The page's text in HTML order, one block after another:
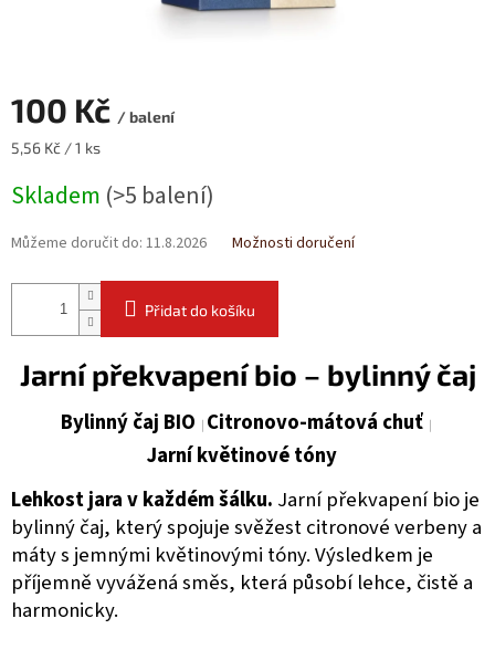
100 Kč / balení
Měrná
5,56 Kč / 1 ks
Skladem (>5 balení)
Můžeme doručit do: 11.8.2026 Možnosti doručení
Přidat do košíku
Jarní překvapení bio – bylinný čaj
Bylinný čaj BIO Citronovo-mátová chuť
Jarní květinové tóny
Lehkost jara v každém šálku. Jarní překvapení bio je
bylinný čaj, který spojuje svěžest citronové verbeny a
máty s jemnými květinovými tóny. Výsledkem je
příjemně vyvážená směs, která působí lehce, čistě a
harmonicky.